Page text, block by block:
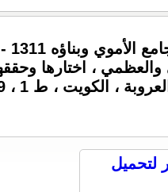
، اختارها
العروبة ، الكويت ، ط 1 ، 1409 هـ / 1989 م ، 80 ص ، 2 M .
لتحميل